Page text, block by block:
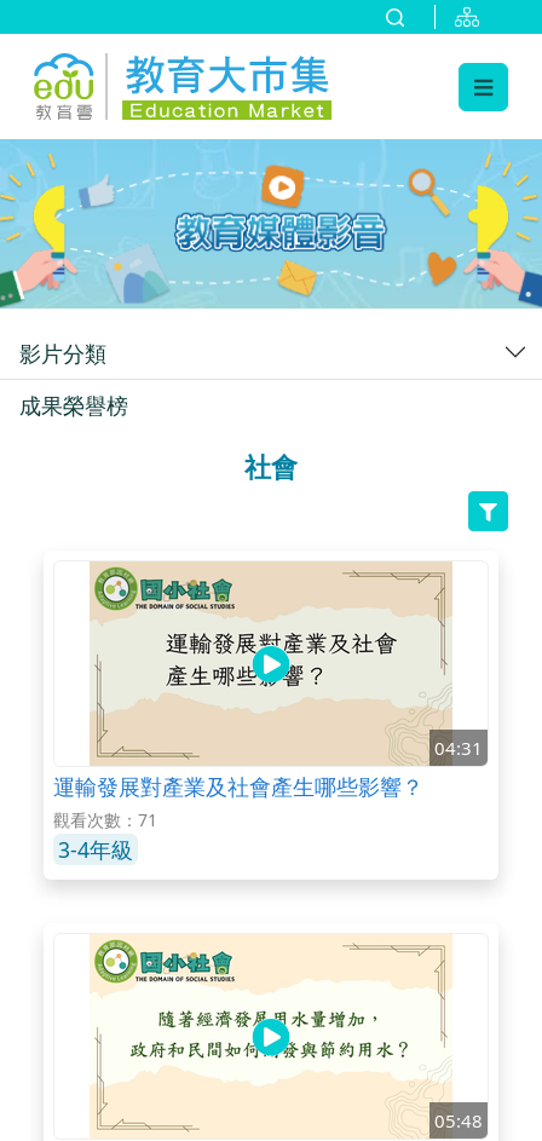
:::
影片分類
成果榮譽榜
社會
04:31
運輸發展對產業及社會產生哪些影響？
觀看次數：71
3-4年級
05:48